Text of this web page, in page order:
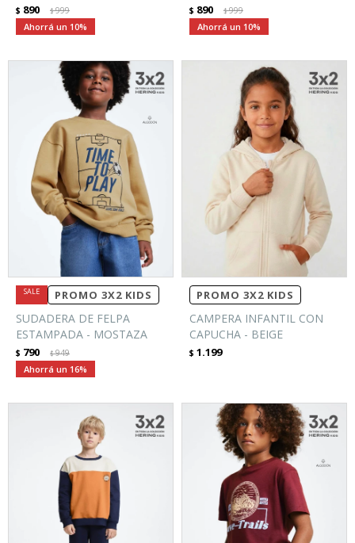
$ 890 $999
10
$ 890 $999
10
PROMO 3X2 KIDS
SUDADERA DE FELPA
ESTAMPADA - MOSTAZA
$ 790 $949
16
PROMO 3X2 KIDS
CAMPERA INFANTIL CON
CAPUCHA - BEIGE
$ 1.199